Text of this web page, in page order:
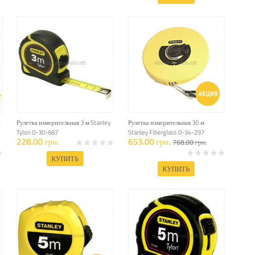
Рулетка измерительная 3 м Stanley
Tylon 0-30-687
228.00 грн.
КУПИТЬ
Рулетка измерительная 30 м
Stanley Fiberglass 0-34-297
653.00 грн.768.00 грн.
КУПИТЬ